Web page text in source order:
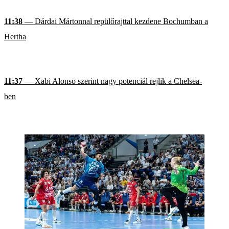
11:38 — Dárdai Mártonnal repülőrajttal kezdene Bochumban a
Hertha
11:37 — Xabi Alonso szerint nagy potenciál rejlik a Chelsea-
ben